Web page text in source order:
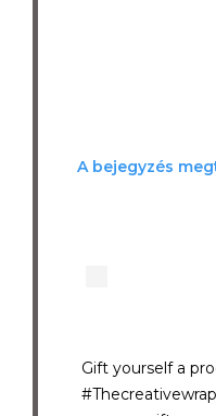
A bejegyzés
Gift yourself a